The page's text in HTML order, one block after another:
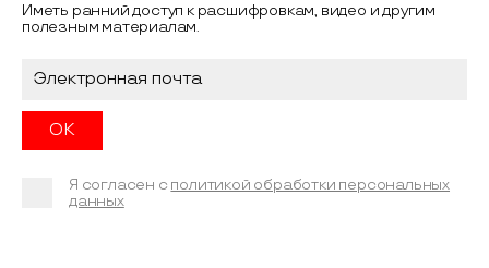
Иметь ранний доступ к расшифровкам, видео и другим
полезным материалам.
Я согласен с политикой обработки персональных
данных